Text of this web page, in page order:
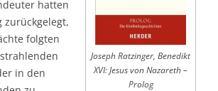
Joseph Ratzinger, Benedikt
XVI: Jesus von Nazareth –
Prolog
hatten
zurückgelegt,
folgten
in den